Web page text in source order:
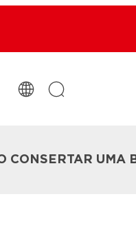
CONSERTAR UMA